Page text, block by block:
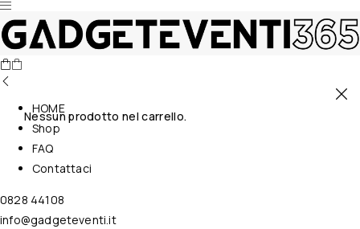
Nessun prodotto nel carrello.
HOME
Shop
FAQ
Contattaci
0828 44108
info@gadgeteventi.it